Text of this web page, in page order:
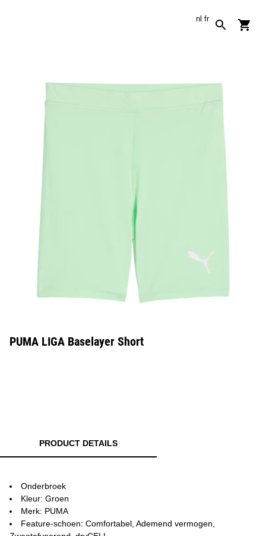
nl fr
PUMA LIGA Baselayer Short
PRODUCT DETAILS
Onderbroek
Kleur: Groen
Merk: PUMA
Feature-schoen: Comfortabel, Ademend vermogen,